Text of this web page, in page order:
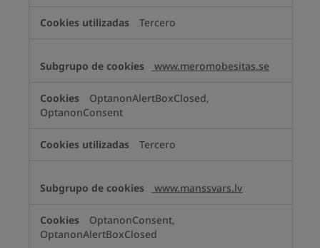
Tercero
www.meromobesitas.se
OptanonAlertBoxClosed,
OptanonConsent
Tercero
www.manssvars.lv
OptanonConsent,
OptanonAlertBoxClosed